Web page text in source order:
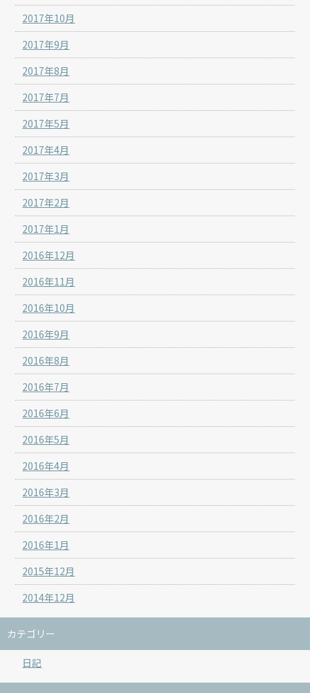
2017年10月
2017年9月
2017年8月
2017年7月
2017年5月
2017年4月
2017年3月
2017年2月
2017年1月
2016年12月
2016年11月
2016年10月
2016年9月
2016年8月
2016年7月
2016年6月
2016年5月
2016年4月
2016年3月
2016年2月
2016年1月
2015年12月
2014年12月
カテゴリー
日記